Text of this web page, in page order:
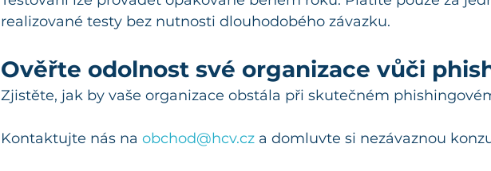
realizované testy bez nutnosti dlouhodobého závazku.
Ověřte odolnost své organizace vůči
Zjistěte, jak by vaše organizace obstála při skutečném
Kontaktujte nás na obchod@hcv.cz a domluvte si nezávaznou